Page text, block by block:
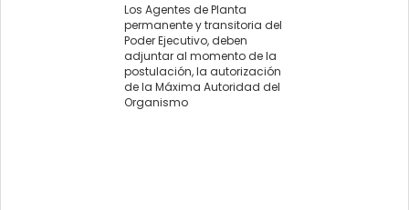
Los Agentes de Planta
permanente y transitoria del
Poder Ejecutivo, deben
adjuntar al momento de la
postulación, la autorización
de la Máxima Autoridad del
Organismo